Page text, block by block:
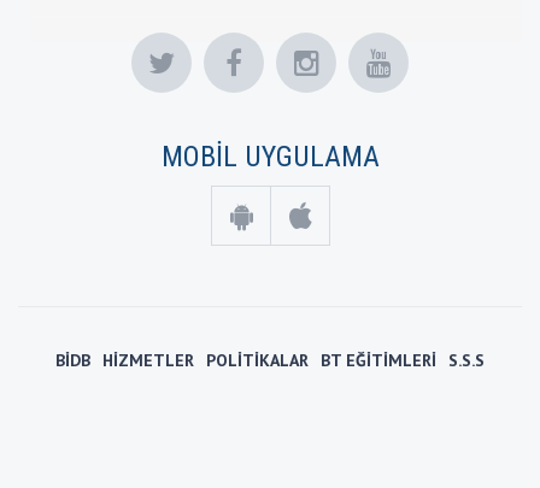
MOBİL UYGULAMA
BİDB HİZMETLER POLİTİKALAR BT EĞİTİMLERİ S.S.S